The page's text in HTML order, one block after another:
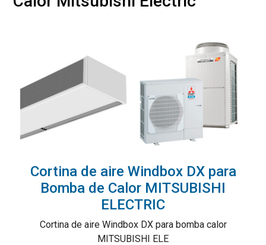
Cortina de aire Windbox DX para
Bomba de Calor MITSUBISHI
ELECTRIC
Cortina de aire Windbox DX para bomba calor
MITSUBISHI ELE